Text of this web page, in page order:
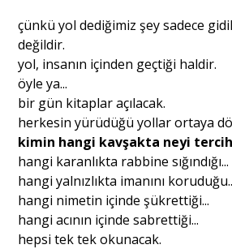
çünkü yol dediğimiz şey sadece
değildir.
yol, insanın içinden geçtiği haldir.
öyle ya...
bir gün kitaplar açılacak.
herkesin yürüdüğü yollar ortaya
kimin hangi kavşakta neyi
hangi karanlıkta rabbine sığındığı...
hangi yalnızlıkta imanını
hangi nimetin içinde şükrettiği...
hangi acının içinde sabrettiği...
hepsi tek tek okunacak.